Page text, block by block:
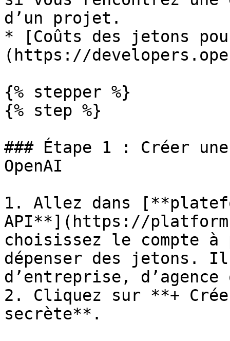
d’un projet.
* [Coûts des jetons
(https://
{% stepper %}
{% step %}
### Étape 1 : Créer
OpenAI
1. Allez dans
API**](https://
choisissez le compte à
dépenser des jetons. Il
d’entreprise,
2. Cliquez sur **+
secrète**.